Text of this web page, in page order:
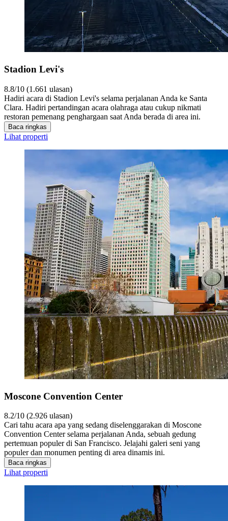
Stadion Levi's
8.8/10 (1.661 ulasan)
Hadiri acara di Stadion Levi's selama perjalanan Anda ke Santa
Clara. Hadiri pertandingan acara olahraga atau cukup nikmati
restoran pemenang penghargaan saat Anda berada di area ini.
Baca ringkas
Lihat properti
Moscone Convention Center
8.2/10 (2.926 ulasan)
Cari tahu acara apa yang sedang diselenggarakan di Moscone
Convention Center selama perjalanan Anda, sebuah gedung
pertemuan populer di San Francisco. Jelajahi galeri seni yang
populer dan monumen penting di area dinamis ini.
Baca ringkas
Lihat properti